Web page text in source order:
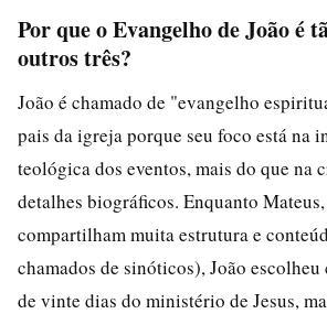
Por que o Evangelho de João é
outros três?
João é chamado de "evangelho
pais da igreja porque seu foco está na
teológica dos eventos, mais do que na
detalhes biográficos. Enquanto
compartilham muita estrutura e
chamados de sinóticos), João
de vinte dias do ministério de Jesus,